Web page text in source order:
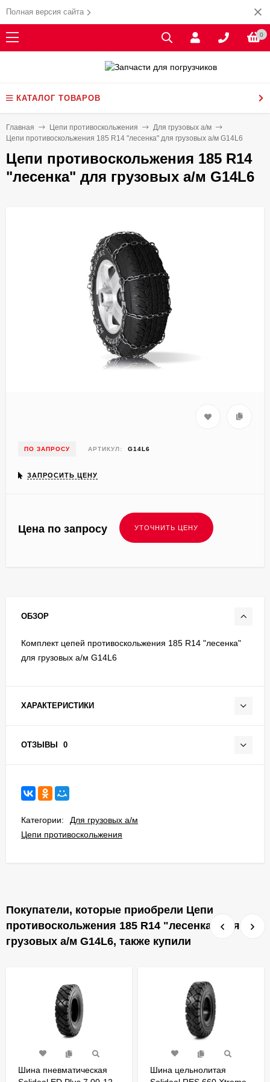
Полная версия сайта
0
КАТАЛОГ ТОВАРОВ
Главная Цепи противоскольжения
Для грузовых а/м
Цепи противоскольжения 185 R14 "лесенка" для грузовых а/м G14L6
Цепи противоскольжения 185 R14
"лесенка" для грузовых а/м G14L6
ПО ЗАПРОСУ АРТИКУЛ: G14L6
ЗАПРОСИТЬ ЦЕНУ
Цена по запросу
ОБЗОР
Комплект цепей противоскольжения 185 R14 "лесенка"
для грузовых а/м G14L6
ХАРАКТЕРИСТИКИ
ОТЗЫВЫ 0
Категории:
Для грузовых а/м
Цепи противоскольжения
Покупатели, которые приобрели Цепи
противоскольжения 185 R14 "лесенка" для
грузовых а/м G14L6, также купили
Шина пневматическая
Шина цельнолитая